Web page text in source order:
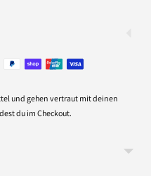
und gehen vertraut mit deinen
du im Checkout.